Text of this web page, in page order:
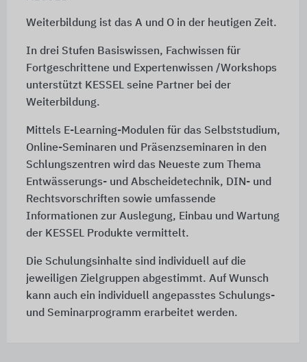
Weiterbildung ist das A und O in der heutigen Zeit.
In drei Stufen Basiswissen, Fachwissen für
Fortgeschrittene und Expertenwissen /Workshops
unterstützt KESSEL seine Partner bei der
Weiterbildung.
Mittels E-Learning-Modulen für das Selbststudium,
Online-Seminaren und Präsenzseminaren in den
Schlungszentren wird das Neueste zum Thema
Entwässerungs- und Abscheidetechnik, DIN- und
Rechtsvorschriften sowie umfassende
Informationen zur Auslegung, Einbau und Wartung
der KESSEL Produkte vermittelt.
Die Schulungsinhalte sind individuell auf die
jeweiligen Zielgruppen abgestimmt. Auf Wunsch
kann auch ein individuell angepasstes Schulungs-
und Seminarprogramm erarbeitet werden.